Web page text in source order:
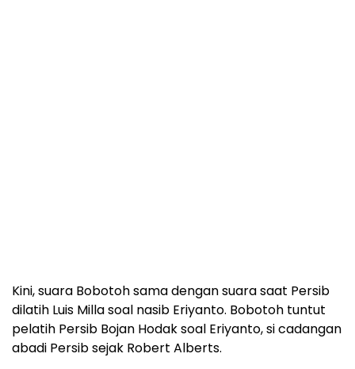
Kini, suara Bobotoh sama dengan suara saat Persib
dilatih Luis Milla soal nasib Eriyanto. Bobotoh tuntut
pelatih Persib Bojan Hodak soal Eriyanto, si cadangan
abadi Persib sejak Robert Alberts.